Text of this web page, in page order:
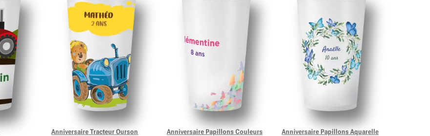
Anniversaire Tracteur Ourson
Anniversaire Papillons Couleurs
Anniversaire Papillons Aquarelle